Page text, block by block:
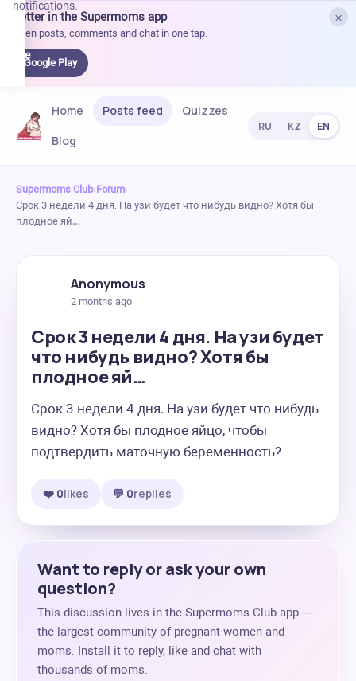
×
Better in the Supermoms app
Open posts, comments and chat in one tap.
Google Play
notifications.
Home Posts feed
Quizzes
Blog
RU KZ EN
Supermoms Club›Forum›
Срок 3 недели 4 дня. На узи будет что нибудь видно? Хотя бы
плодное яй…
Anonymous
2 months ago
Срок 3 недели 4 дня. На узи будет
что нибудь видно? Хотя бы
плодное яй…
Срок 3 недели 4 дня. На узи будет что нибудь
видно? Хотя бы плодное яйцо, чтобы
подтвердить маточную беременность?
❤️ 0likes 💬 0replies
Want to reply or ask your own
question?
This discussion lives in the Supermoms Club app —
the largest community of pregnant women and
moms. Install it to reply, like and chat with
thousands of moms.